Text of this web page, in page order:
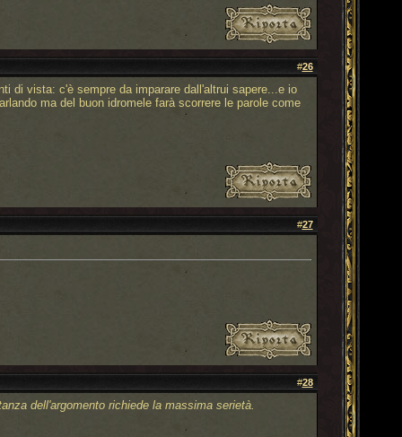
#26
di vista: c'è sempre da imparare dall'altrui sapere...e io
ma del buon idromele farà scorrere le parole come
#27
#28
dell'argomento richiede la massima serietà.